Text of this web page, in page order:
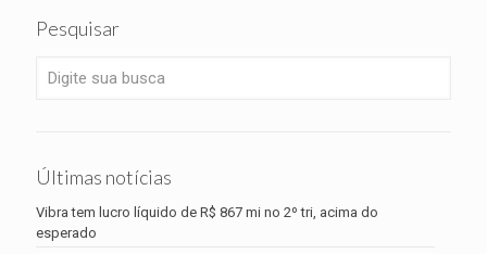
Pesquisar
Últimas notícias
Vibra tem lucro líquido de R$ 867 mi no 2º tri, acima do
esperado